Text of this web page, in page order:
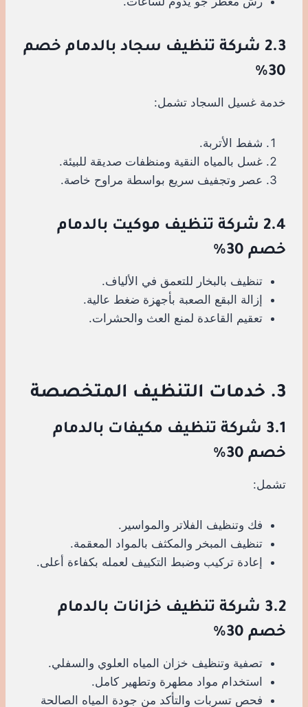
2.3 شركة تنظيف سجاد بالدمام خصم
30%
خدمة غسيل السجاد تشمل:
شفط الأتربة.
غسل بالمياه النقية ومنظفات صديقة للبيئة.
عصر وتجفيف سريع بواسطة مراوح خاصة.
2.4 شركة تنظيف موكيت بالدمام
خصم 30%
تنظيف بالبخار للتعمق في الألياف.
إزالة البقع الصعبة بأجهزة ضغط عالية.
تعقيم القاعدة لمنع العث والحشرات.
3. خدمات التنظيف المتخصصة
3.1 شركة تنظيف مكيفات بالدمام
خصم 30%
تشمل:
فك وتنظيف الفلاتر والمواسير.
تنظيف المبخر والمكثف بالمواد المعقمة.
إعادة تركيب وضبط التكييف لعمله بكفاءة أعلى.
3.2 شركة تنظيف خزانات بالدمام
خصم 30%
تصفية وتنظيف خزان المياه العلوي والسفلي.
استخدام مواد مطهرة وتطهير كامل.
فحص تسربات والتأكد من جودة المياه الصالحة